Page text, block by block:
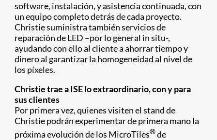
software, instalación, y asistencia continuada, con
un equipo completo detrás de cada proyecto.
Christie suministra también servicios de
reparación de LED –por lo general in situ-,
ayudando con ello al cliente a ahorrar tiempo y
dinero al garantizar la homogeneidad al nivel de
los píxeles.
Christie trae a ISE lo extraordinario, con y para
sus clientes
Por primera vez, quienes visiten el stand de
Christie podrán experimentar de primera mano la
próxima evolución de los MicroTiles®de